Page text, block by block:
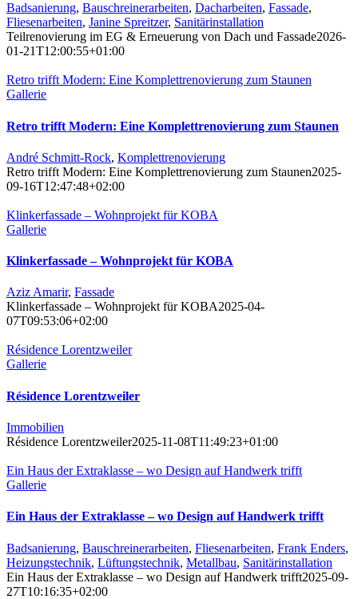
Badsanierung, Bauschreinerarbeiten, Dacharbeiten, Fassade,
Fliesenarbeiten, Janine Spreitzer, Sanitärinstallation
Teilrenovierung im EG & Erneuerung von Dach und Fassade2026-
01-21T12:00:55+01:00
Retro trifft Modern: Eine Komplettrenovierung zum Staunen
Gallerie
Retro trifft Modern: Eine Komplettrenovierung zum Staunen
André Schmitt-Rock, Komplettrenovierung
Retro trifft Modern: Eine Komplettrenovierung zum Staunen2025-
09-16T12:47:48+02:00
Klinkerfassade – Wohnprojekt für KOBA
Gallerie
Klinkerfassade – Wohnprojekt für KOBA
Aziz Amarir, Fassade
Klinkerfassade – Wohnprojekt für KOBA2025-04-
07T09:53:06+02:00
Résidence Lorentzweiler
Gallerie
Résidence Lorentzweiler
Immobilien
Résidence Lorentzweiler2025-11-08T11:49:23+01:00
Ein Haus der Extraklasse – wo Design auf Handwerk trifft
Gallerie
Ein Haus der Extraklasse – wo Design auf Handwerk trifft
Badsanierung, Bauschreinerarbeiten, Fliesenarbeiten, Frank Enders,
Heizungstechnik, Lüftungstechnik, Metallbau, Sanitärinstallation
Ein Haus der Extraklasse – wo Design auf Handwerk trifft2025-09-
27T10:16:35+02:00